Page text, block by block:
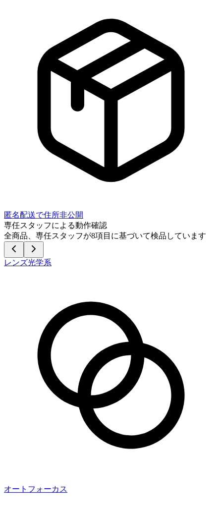
匿名配送で住所非公開
専任スタッフによる動作確認
全商品、専任スタッフが8項目に基づいて検品しています
レンズ光学系
オートフォーカス